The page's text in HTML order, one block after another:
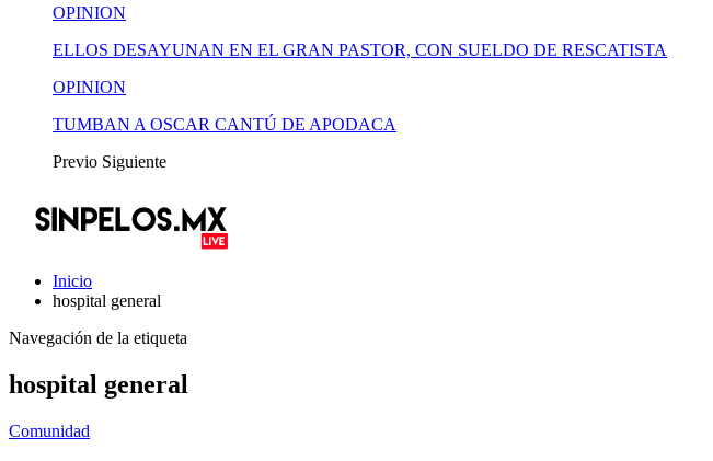
OPINION
ELLOS DESAYUNAN EN EL GRAN PASTOR, CON SUELDO DE RESCATISTA
OPINION
TUMBAN A OSCAR CANTÚ DE APODACA
Previo Siguiente
Inicio
hospital general
Navegación de la etiqueta
hospital general
Comunidad